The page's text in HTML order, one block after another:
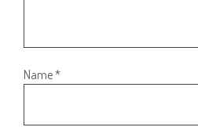
Name*